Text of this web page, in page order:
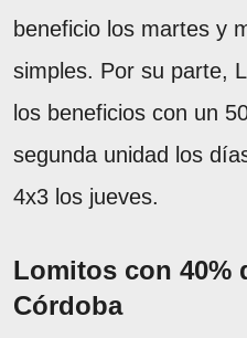
beneficio los martes y
simples. Por su parte,
los beneficios con un
segunda unidad los
4x3 los jueves.
Lomitos con 40%
Córdoba